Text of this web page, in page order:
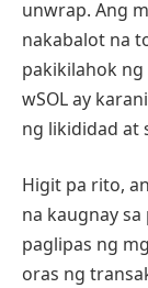
unwrap. Ang
nakabalot na
pakikilahok ng
wSOL ay
ng likididad at
Higit pa rito,
na kaugnay
paglipas ng
oras ng